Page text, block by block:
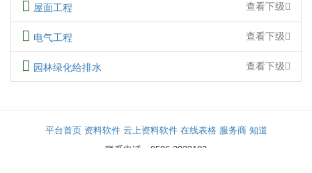
屋面工程 查看下级
电气工程 查看下级
园林绿化给排水 查看下级
平台首页 资料软件 云上资料软件 在线表格 服务商 知道
联系电话：0596-2933183